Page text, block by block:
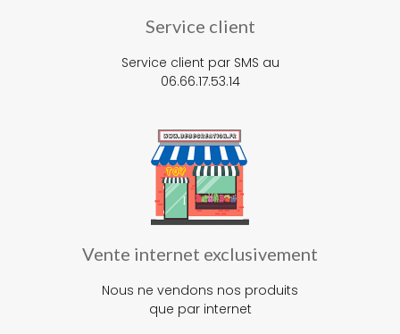
Service client
Service client par SMS au
06.66.17.53.14
Vente internet exclusivement
Nous ne vendons nos produits
que par internet